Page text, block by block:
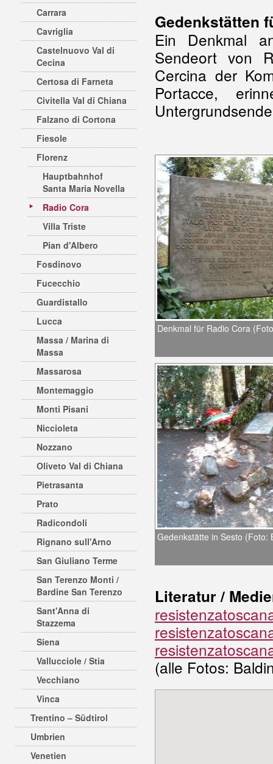
Carrara
Cavriglia
Castelnuovo Val di
Cecina
Certosa di Farneta
Civitella Val di Chiana
Falzano di Cortona
Fiesole
Florenz
Hauptbahnhof
Santa Maria Novella
Radio Cora
Villa Triste
Pian d'Albero
Fosdinovo
Fucecchio
Guardistallo
Lucca
Massa / Marina di
Massa
Massarosa
Montemaggio
Monti Pisani
Niccioleta
Nozzano
Oliveto Val di Chiana
Pietrasanta
Prato
Radicondoli
Rignano sull'Arno
San Giuliano Terme
San Terenzo Monti /
Bardine San Terenzo
Sant'Anna di
Stazzema
Siena
Vallucciole / Stia
Vecchiano
Vinca
Trentino – Südtirol
Umbrien
Venetien
Gedenkstätten
Ein Denkmal
Sendeort von
Cercina der
Portacce,
Denkmal für Radio Cora
Gedenkstätte in Sesto (Foto:
Literatur /
(alle Fotos: